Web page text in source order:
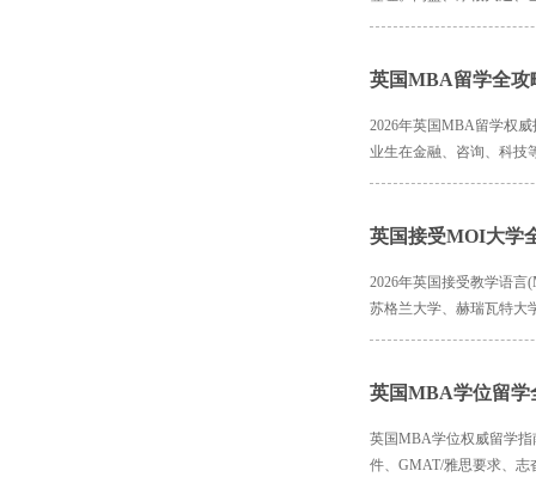
英国MBA留学全攻
2026年英国MBA留学权
业生在金融、咨询、科技
英国接受MOI大学
2026年英国接受教学语
苏格兰大学、赫瑞瓦特大
英国MBA学位留学
英国MBA学位权威留学指
件、GMAT/雅思要求、